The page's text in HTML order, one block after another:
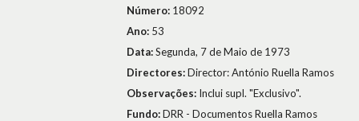
Número: 18092
Ano: 53
Data:Segunda, 7 de Maio de 1973
Directores:Director: António Ruella Ramos
Observações: Inclui supl. "Exclusivo".
Fundo:DRR - Documentos Ruella Ramos